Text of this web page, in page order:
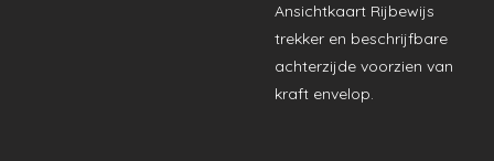
Ansichtkaart Rijbewijs
trekker en beschrijfbare
achterzijde voorzien van
kraft envelop.